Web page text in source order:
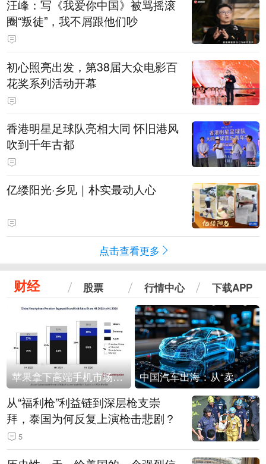
汪峰：写《我爱你中国》被骂摇滚
圈“叛徒”，我不屑跟他们吵
初心照亮出发，第38届大众电影百
花奖系列活动开幕
香港明星足球队亮相大同 怀旧港风
吹到千年古都
亿缕阳光·乡见｜朴实最动人心
点击查看更多
财经 股票 行情中心 下载APP
苹果拿下高端手机市场65%的份额：iPhone 17系列功不可没 中国汽车出海：从“卖出去”到“走进去”
从“福利枪”利益链到深层枪支崇
拜，泰国为何反复上演枪击悲剧？
5